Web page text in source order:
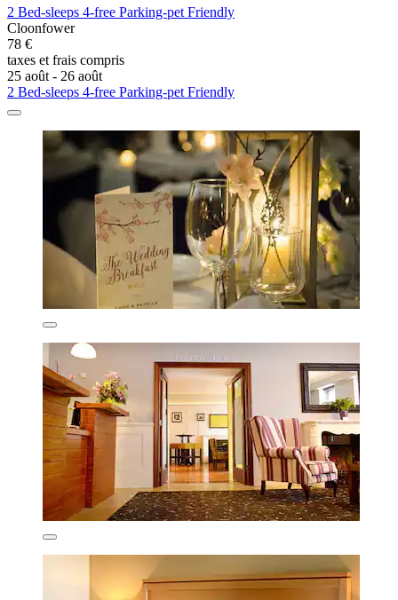
2 Bed-sleeps 4-free Parking-pet Friendly
Cloonfower
78 €
taxes et frais compris
25 août - 26 août
2 Bed-sleeps 4-free Parking-pet Friendly